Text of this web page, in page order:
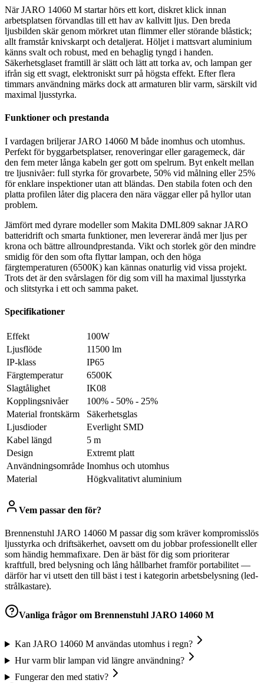
När JARO 14060 M startar hörs ett kort, diskret klick innan
arbetsplatsen förvandlas till ett hav av kallvitt ljus. Den breda
ljusbilden skär genom mörkret utan flimmer eller störande blåstick;
allt framstår knivskarpt och detaljerat. Höljet i mattsvart aluminium
känns svalt och robust, med en behaglig tyngd i handen.
Säkerhetsglaset framtill är slätt och lätt att torka av, och lampan ger
ifrån sig ett svagt, elektroniskt surr på högsta effekt. Efter flera
timmars användning märks dock att armaturen blir varm, särskilt vid
maximal ljusstyrka.
Funktioner och prestanda
I vardagen briljerar JARO 14060 M både inomhus och utomhus.
Perfekt för byggarbetsplatser, renoveringar eller garagemeck, där
den fem meter långa kabeln ger gott om spelrum. Byt enkelt mellan
tre ljusnivåer: full styrka för grovarbete, 50% vid målning eller 25%
för enklare inspektioner utan att bländas. Den stabila foten och den
platta profilen låter dig placera den nära väggar eller på hyllor utan
problem.
Jämfört med dyrare modeller som Makita DML809 saknar JARO
batteridrift och smarta funktioner, men levererar ändå mer ljus per
krona och bättre allroundprestanda. Vikt och storlek gör den mindre
smidig för den som ofta flyttar lampan, och den höga
färgtemperaturen (6500K) kan kännas onaturlig vid vissa projekt.
Trots det är den svårslagen för dig som vill ha maximal ljusstyrka
och slitstyrka i ett och samma paket.
Specifikationer
Effekt
100W
Ljusflöde
11500 lm
IP-klass
IP65
Färgtemperatur
6500K
Slagtålighet
IK08
Kopplingsnivåer
100% - 50% - 25%
Material frontskärm
Säkerhetsglas
Ljusdioder
Everlight SMD
Kabel längd
5 m
Design
Extremt platt
Användningsområde Inomhus och utomhus
Material
Högkvalitativt aluminium
Vem passar den för?
Brennenstuhl JARO 14060 M passar dig som kräver kompromisslös
ljusstyrka och driftsäkerhet, oavsett om du jobbar professionellt eller
som händig hemmafixare. Den är bäst för dig som prioriterar
kraftfull, bred belysning och lång hållbarhet framför portabilitet —
därför har vi utsett den till bäst i test i kategorin arbetsbelysning (led-
strålkastare).
Vanliga frågor om Brennenstuhl JARO 14060 M
Kan JARO 14060 M användas utomhus i regn?
Hur varm blir lampan vid längre användning?
Fungerar den med stativ?